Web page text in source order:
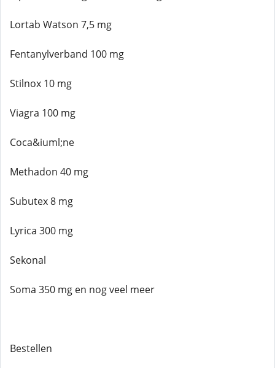
Lortab Watson 7,5 mg
Fentanylverband 100 mg
Stilnox 10 mg
Viagra 100 mg
Coca&iuml;ne
Methadon 40 mg
Subutex 8 mg
Lyrica 300 mg
Sekonal
Soma 350 mg en nog veel meer
Bestellen